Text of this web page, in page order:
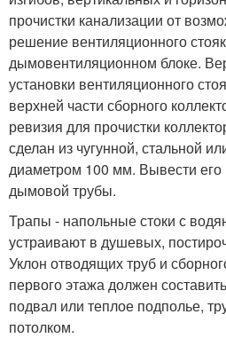
прочистки канализации от
решение вентиляционного
дымовентиляционном блоке.
установки вентиляционного
верхней части сборного
ревизия для прочистки
сделан из чугунной, стальной
диаметром 100 мм. Вывести его
дымовой трубы.
Трапы - напольные стоки с
устраивают в душевых,
Уклон отводящих труб и
первого этажа должен
подвал или теплое подполье,
потолком.